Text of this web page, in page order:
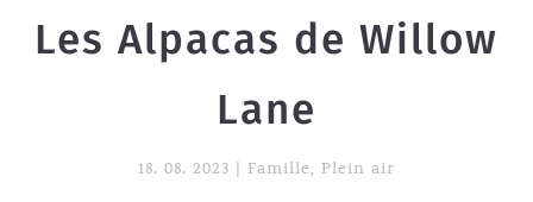
Les Alpacas de Willow
Lane
18. 08. 2023 Famille, Plein air